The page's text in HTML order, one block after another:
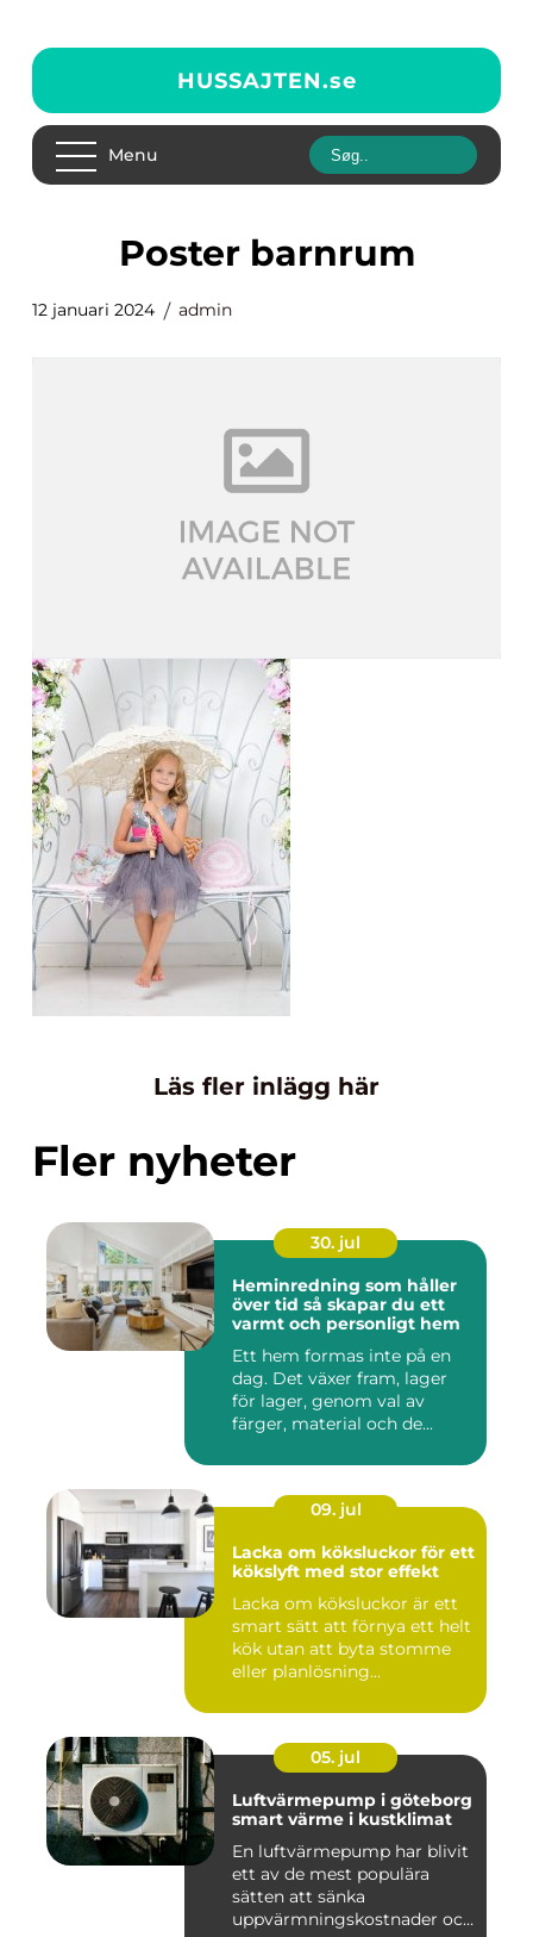
HUSSAJTEN.se
Menu
poster barnrum
12 januari 2024 admin
Läs fler inlägg här
Fler nyheter
30. jul
Heminredning som håller
över tid så skapar du ett
varmt och personligt hem
Ett hem formas inte på en
dag. Det växer fram, lager
för lager, genom val av
färger, material och de...
09. jul
Lacka om köksluckor för ett
kökslyft med stor effekt
Lacka om köksluckor är ett
smart sätt att förnya ett helt
kök utan att byta stomme
eller planlösning...
05. jul
Luftvärmepump i göteborg
smart värme i kustklimat
En luftvärmepump har blivit
ett av de mest populära
sätten att sänka
uppvärmningskostnader och